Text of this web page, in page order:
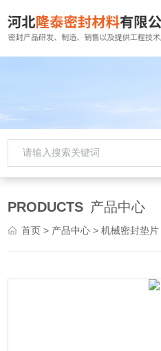
PRODUCTS 产品中心
首页 > 产品中心 >机械密封垫片